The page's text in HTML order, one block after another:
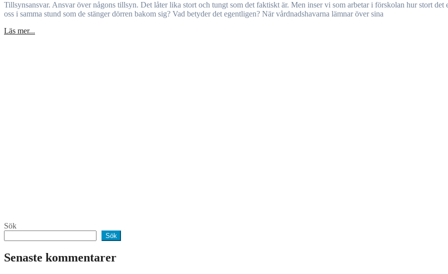
Tillsynsansvar. Ansvar över någons tillsyn. Det låter lika stort och tungt som det faktiskt är. Men inser vi som arbetar i förskolan hur stort det egentligen är? Inser vårdnadshavarna att de faktiskt lämnar över det till
oss i samma stund som de stänger dörren bakom sig? Vad betyder det egentligen? När vårdnadshavarna lämnar över sina
Läs mer...
Sök
Sök
Senaste kommentarer